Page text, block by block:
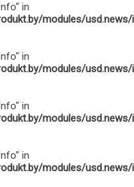
in
modules/usd.news/
in
modules/usd.news/
in
modules/usd.news/
in
modules/usd.news/